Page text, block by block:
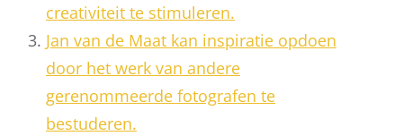
creativiteit te stimuleren.
Jan van de Maat kan inspiratie opdoen
door het werk van andere
gerenommeerde fotografen te
bestuderen.